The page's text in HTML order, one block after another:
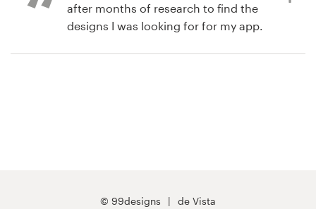
after months of research to find the
designs I was looking for for my app.
© 99designs de Vista
Guía de la marca
Explorar todas las categorías